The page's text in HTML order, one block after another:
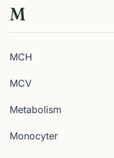
M
MCH
MCV
Metabolism
Monocyter